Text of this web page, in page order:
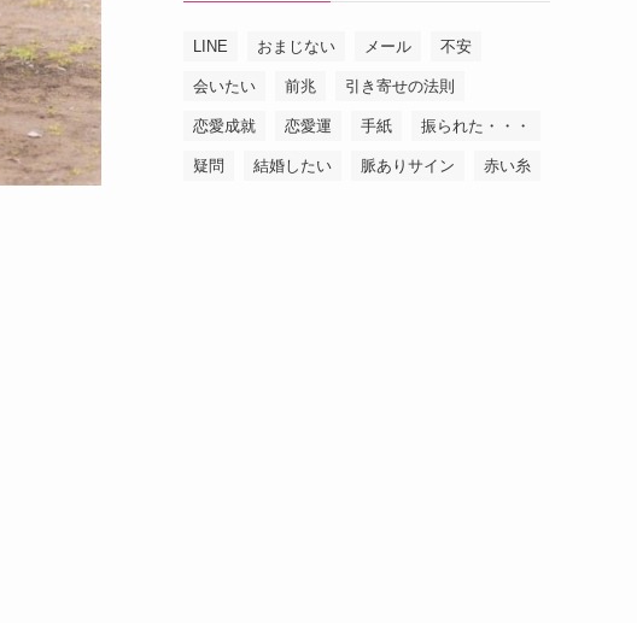
LINE おまじない メール 不安
会いたい 前兆 引き寄せの法則
恋愛成就 恋愛運 手紙 振られた・・・
疑問 結婚したい 脈ありサイン 赤い糸